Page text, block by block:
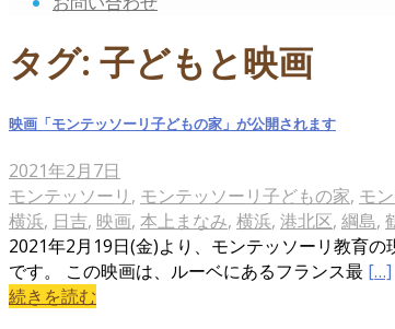
タグ: 子どもと映画
映画「モンテッソーリ子どもの家」が公開されます
2021年2月7日
モンテッソーリ , モンテッソーリ子どもの家, モ
横浜, 日吉, 映画, 本上まなみ, 横浜, 港北区, 綱島,
2021年2月19日(金)より、モンテッソーリ教育
です。 この映画は、ルーベにあるフランス最 […]
続きを読む